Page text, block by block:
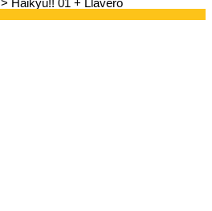
> Haikyu!! 01 + Llavero